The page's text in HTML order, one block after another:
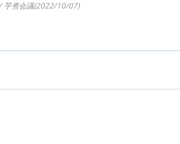
芋煮会議(2022/10/07)